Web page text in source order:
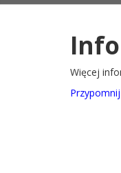
2022@ Oficjalny serwis
Więcej